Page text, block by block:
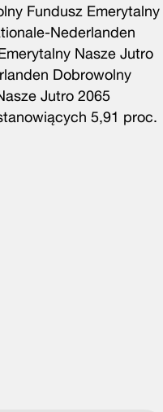
Fundusz Emerytalny
Nederlanden
Nasze Jutro
Dobrowolny
Jutro 2065
5,91 proc.